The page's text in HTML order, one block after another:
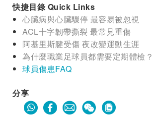
快捷目錄 Quick Links
心臟病與心臟驟停 最容易被忽視
ACL十字韌帶撕裂 最常見重傷
阿基里斯腱受傷 夜改變運動生涯
為什麼職業足球員都需要定期體檢？
球員傷患FAQ
分享